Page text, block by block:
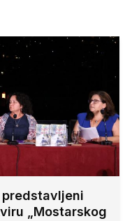
predstavljeni
„Mostarskog